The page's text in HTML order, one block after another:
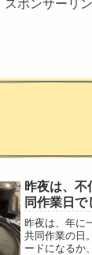
スポンサーリ
昨夜は、不
同作業日で
昨夜は、年に
共同作業の日
ードになるか